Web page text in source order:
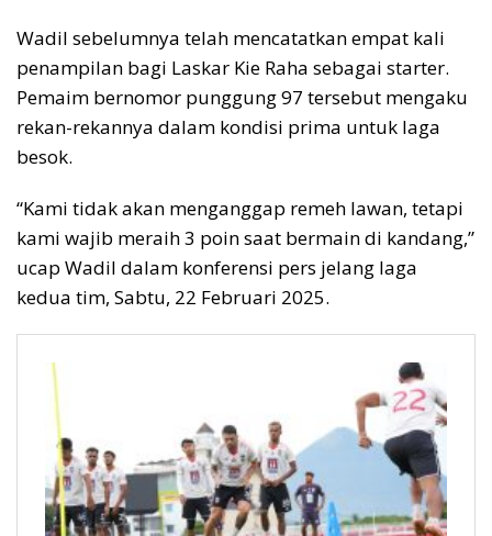
Wadil sebelumnya telah mencatatkan empat kali
penampilan bagi Laskar Kie Raha sebagai starter.
Pemaim bernomor punggung 97 tersebut mengaku
rekan-rekannya dalam kondisi prima untuk laga
besok.
“Kami tidak akan menganggap remeh lawan, tetapi
kami wajib meraih 3 poin saat bermain di kandang,”
ucap Wadil dalam konferensi pers jelang laga
kedua tim, Sabtu, 22 Februari 2025.